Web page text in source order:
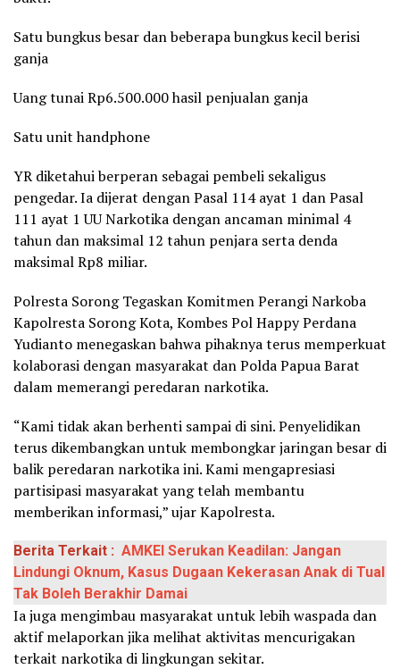
Satu bungkus besar dan beberapa bungkus kecil berisi
ganja
Uang tunai Rp6.500.000 hasil penjualan ganja
Satu unit handphone
YR diketahui berperan sebagai pembeli sekaligus
pengedar. Ia dijerat dengan Pasal 114 ayat 1 dan Pasal
111 ayat 1 UU Narkotika dengan ancaman minimal 4
tahun dan maksimal 12 tahun penjara serta denda
maksimal Rp8 miliar.
Polresta Sorong Tegaskan Komitmen Perangi Narkoba
Kapolresta Sorong Kota, Kombes Pol Happy Perdana
Yudianto menegaskan bahwa pihaknya terus memperkuat
kolaborasi dengan masyarakat dan Polda Papua Barat
dalam memerangi peredaran narkotika.
“Kami tidak akan berhenti sampai di sini. Penyelidikan
terus dikembangkan untuk membongkar jaringan besar di
balik peredaran narkotika ini. Kami mengapresiasi
partisipasi masyarakat yang telah membantu
memberikan informasi,” ujar Kapolresta.
Berita Terkait : AMKEI Serukan Keadilan: Jangan
Lindungi Oknum, Kasus Dugaan Kekerasan Anak di Tual
Tak Boleh Berakhir Damai
Ia juga mengimbau masyarakat untuk lebih waspada dan
aktif melaporkan jika melihat aktivitas mencurigakan
terkait narkotika di lingkungan sekitar.